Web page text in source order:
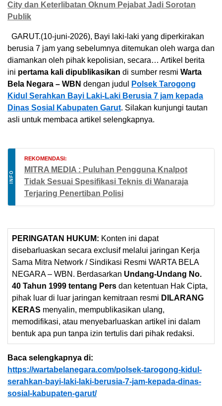
City dan Keterlibatan Oknum Pejabat Jadi Sorotan
Publik
GARUT.(10-juni-2026), Bayi laki-laki yang diperkirakan
berusia 7 jam yang sebelumnya ditemukan oleh warga dan
diamankan oleh pihak kepolisian, secara… Artikel berita
ini pertama kali dipublikasikan di sumber resmi Warta
Bela Negara – WBN dengan judul
Polsek Tarogong
Kidul Serahkan Bayi Laki-Laki Berusia 7 jam kepada
Dinas Sosial Kabupaten Garut. Silakan kunjungi tautan
asli untuk membaca artikel selengkapnya.
INFO
REKOMENDASI:
MITRA MEDIA : Puluhan Pengguna Knalpot
Tidak Sesuai Spesifikasi Teknis di Wanaraja
Terjaring Penertiban Polisi
PERINGATAN HUKUM: Konten ini dapat
disebarluaskan secara exclusif melalui jaringan Kerja
Sama Mitra Network / Sindikasi Resmi WARTA BELA
NEGARA – WBN. Berdasarkan Undang-Undang No.
40 Tahun 1999 tentang Pers dan ketentuan Hak Cipta,
pihak luar di luar jaringan kemitraan resmi DILARANG
KERAS menyalin, mempublikasikan ulang,
memodifikasi, atau menyebarluaskan artikel ini dalam
bentuk apa pun tanpa izin tertulis dari pihak redaksi.
Baca selengkapnya di:
https://wartabelanegara.com/polsek-tarogong-kidul-
serahkan-bayi-laki-laki-berusia-7-jam-kepada-dinas-
sosial-kabupaten-garut/